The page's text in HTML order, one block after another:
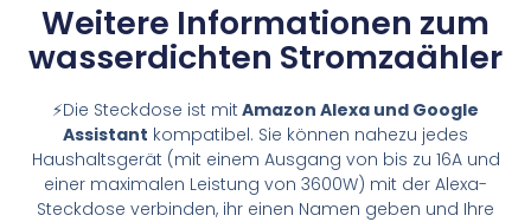
Weitere Informationen zum
wasserdichten Stromzaähler
⚡Die Steckdose ist mit Amazon Alexa und Google
Assistant kompatibel. Sie können nahezu jedes
Haushaltsgerät (mit einem Ausgang von bis zu 16A und
einer maximalen Leistung von 3600W) mit der Alexa-
Steckdose verbinden, ihr einen Namen geben und Ihre